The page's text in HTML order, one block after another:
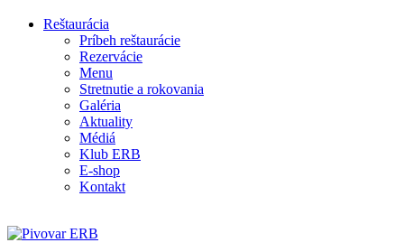
Reštaurácia
Príbeh reštaurácie
Rezervácie
Menu
Stretnutie a rokovania
Galéria
Aktuality
Médiá
Klub ERB
E-shop
Kontakt